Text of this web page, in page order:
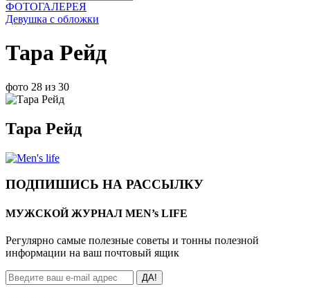
ФОТОГАЛЕРЕЯ
Девушка с обложки
Тара Рейд
фото 28 из 30
Тара Рейд
ПОДПИШИСЬ НА РАССЫЛКУ
МУЖСКОЙ ЖУРНАЛ MEN’s LIFE
Регулярно самые полезные советы и тонны полезной
информации на ваш почтовый ящик
ДА!